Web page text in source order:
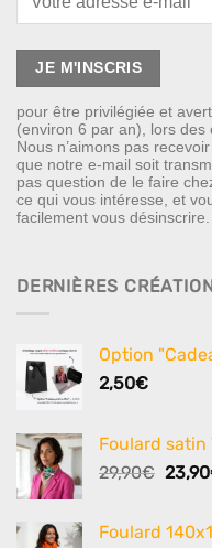
pour être privilégiée et
(environ 6 par an), lors des
Nous n’aimons pas
que notre e-mail soit
pas question de le faire
ce qui vous intéresse, et
facilement vous désinscrire.
DERNIÈRES
Option
2,50€
Foulard satin
29,90€ Le
était :
23,90
Foulard